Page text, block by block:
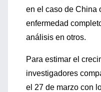
en el caso de China
enfermedad
análisis en otros.
Para estimar el
investigadores
el 27 de marzo con